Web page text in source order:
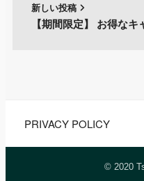
新しい投稿
【期間限定】 お得な
PRIVACY POLICY
© 2020